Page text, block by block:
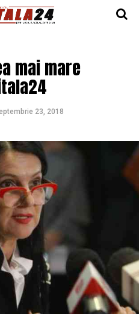
mai mare
23, 2018